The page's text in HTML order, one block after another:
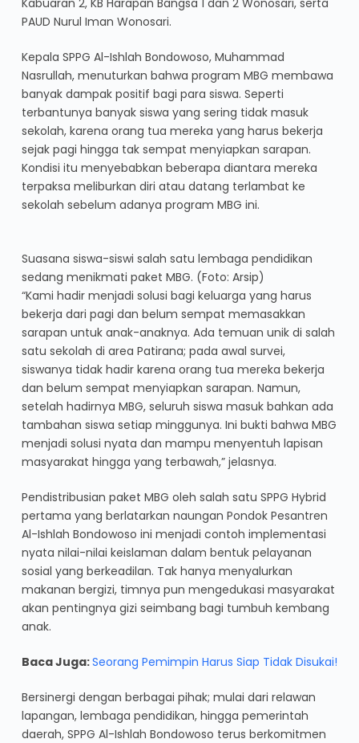
PAUD Nurul Iman Wonosari.
Kepala SPPG Al-Ishlah Bondowoso, Muhammad
Nasrullah, menuturkan bahwa program MBG membawa
banyak dampak positif bagi para siswa. Seperti
terbantunya banyak siswa yang sering tidak masuk
sekolah, karena orang tua mereka yang harus bekerja
sejak pagi hingga tak sempat menyiapkan sarapan.
Kondisi itu menyebabkan beberapa diantara mereka
terpaksa meliburkan diri atau datang terlambat ke
sekolah sebelum adanya program MBG ini.
Suasana siswa-siswi salah satu lembaga pendidikan
sedang menikmati paket MBG. (Foto: Arsip)
“Kami hadir menjadi solusi bagi keluarga yang harus
bekerja dari pagi dan belum sempat memasakkan
sarapan untuk anak-anaknya. Ada temuan unik di salah
satu sekolah di area Patirana; pada awal survei,
siswanya tidak hadir karena orang tua mereka bekerja
dan belum sempat menyiapkan sarapan. Namun,
setelah hadirnya MBG, seluruh siswa masuk bahkan ada
tambahan siswa setiap minggunya. Ini bukti bahwa MBG
menjadi solusi nyata dan mampu menyentuh lapisan
masyarakat hingga yang terbawah,” jelasnya.
Pendistribusian paket MBG oleh salah satu SPPG Hybrid
pertama yang berlatarkan naungan Pondok Pesantren
Al-Ishlah Bondowoso ini menjadi contoh implementasi
nyata nilai-nilai keislaman dalam bentuk pelayanan
sosial yang berkeadilan. Tak hanya menyalurkan
makanan bergizi, timnya pun mengedukasi masyarakat
akan pentingnya gizi seimbang bagi tumbuh kembang
anak.
Baca Juga:Seorang Pemimpin Harus Siap Tidak Disukai!
Bersinergi dengan berbagai pihak; mulai dari relawan
lapangan, lembaga pendidikan, hingga pemerintah
daerah, SPPG Al-Ishlah Bondowoso terus berkomitmen